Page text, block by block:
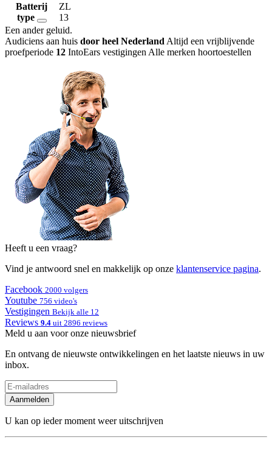
Batterij
type
ZL
13
Een ander geluid.
Audiciens aan huis door heel Nederland Altijd een vrijblijvende
proefperiode 12 IntoEars vestigingen Alle merken hoortoestellen
Heeft u een vraag?
Vind je antwoord snel en makkelijk op onze klantenservice pagina.
Facebook 2000 volgers
Youtube 756 video's
Vestigingen Bekijk alle 12
Reviews 9.4 uit 2896 reviews
Meld u aan voor onze nieuwsbrief
En ontvang de nieuwste ontwikkelingen en het laatste nieuws in uw
inbox.
Aanmelden
U kan op ieder moment weer uitschrijven